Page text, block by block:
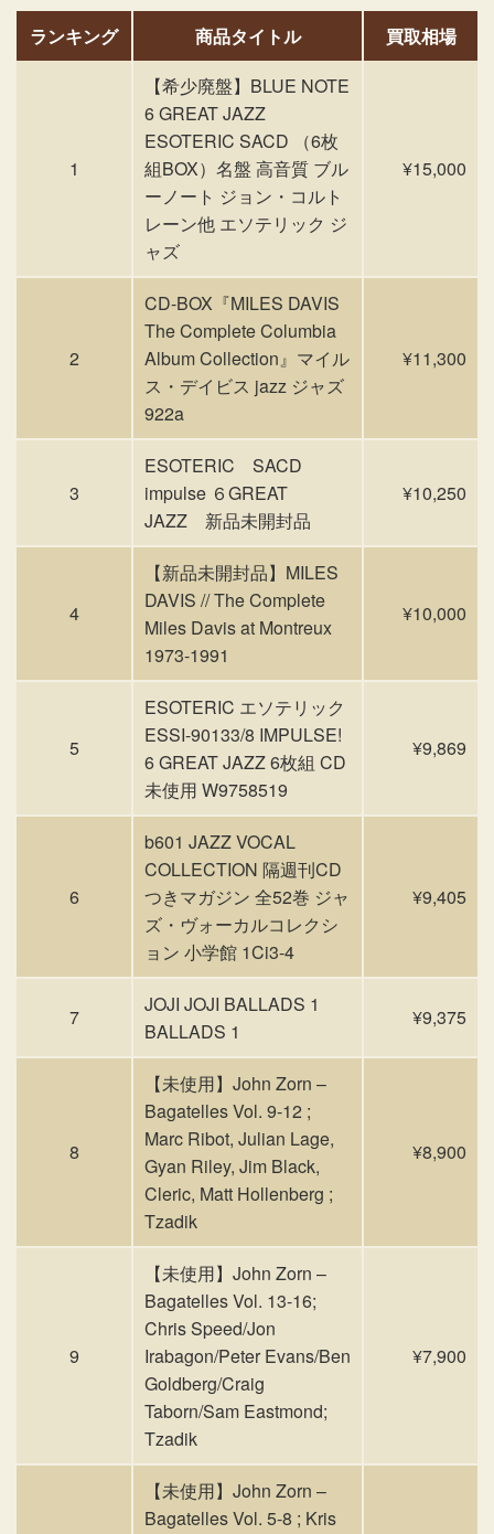
ランキング 商品タイトル 買取相場
1
【希少廃盤】BLUE NOTE
6 GREAT JAZZ
ESOTERIC SACD （6枚
組BOX）名盤 高音質 ブル
ーノート ジョン・コルト
レーン他 エソテリック ジ
ャズ
¥15,000
2
CD-BOX『MILES DAVIS
The Complete Columbia
Album Collection』マイル
ス・デイビス jazz ジャズ
922a
¥11,300
3
ESOTERIC SACD
impulse ６GREAT
JAZZ 新品未開封品
¥10,250
4
【新品未開封品】MILES
DAVIS // The Complete
Miles Davis at Montreux
1973-1991
¥10,000
5
ESOTERIC エソテリック
ESSI-90133/8 IMPULSE!
6 GREAT JAZZ 6枚組 CD
未使用 W9758519
¥9,869
6
b601 JAZZ VOCAL
COLLECTION 隔週刊CD
つきマガジン 全52巻 ジャ
ズ・ヴォーカルコレクシ
ョン 小学館 1Ci3-4
¥9,405
7
JOJI JOJI BALLADS 1
BALLADS 1
¥9,375
8
【未使用】John Zorn –
Bagatelles Vol. 9-12 ;
Marc Ribot, Julian Lage,
Gyan Riley, Jim Black,
Cleric, Matt Hollenberg ;
Tzadik
¥8,900
9
【未使用】John Zorn –
Bagatelles Vol. 13-16;
Chris Speed/Jon
Irabagon/Peter Evans/Ben
Goldberg/Craig
Taborn/Sam Eastmond;
Tzadik
¥7,900
【未使用】John Zorn –
Bagatelles Vol. 5-8 ; Kris